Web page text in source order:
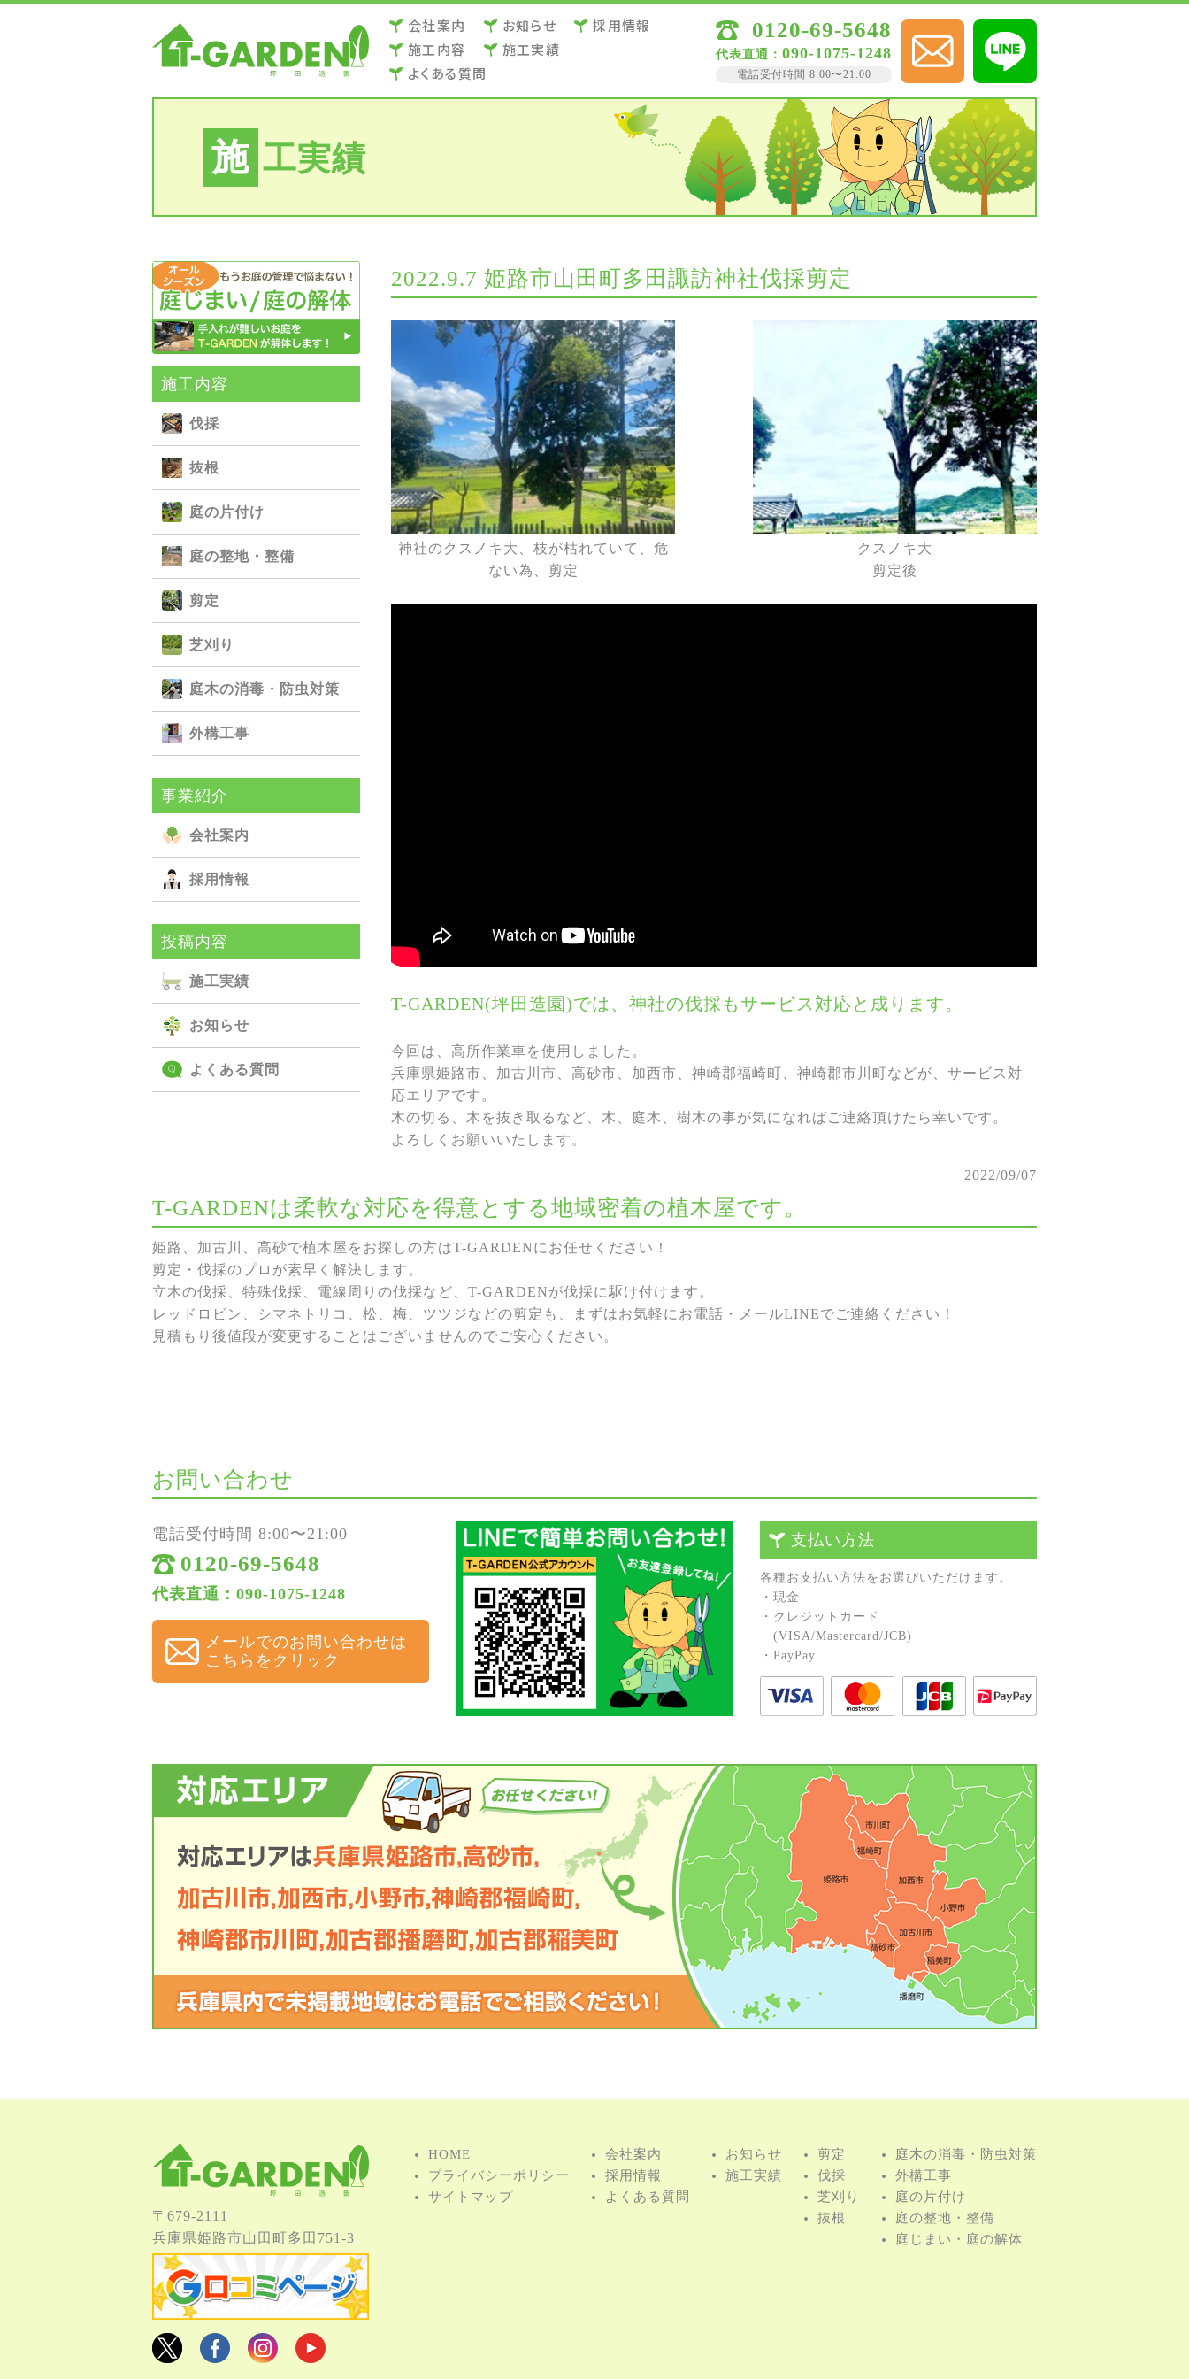
会社案内 お知らせ
採用情報
施⼯内容
施⼯実績
よくある質問
0120-69-5648
代表直通： 090-1075-1248
電話受付時間 8:00〜21:00
施 工実績
施⼯内容
伐採
抜根
庭の⽚付け
庭の整地・整備
剪定
芝刈り
庭⽊の消毒・防⾍対策
外構⼯事
事業紹介
会社案内
採用情報
投稿内容
施⼯実績
お知らせ
よくある質問
2022.9.7 姫路市山田町多田諏訪神社伐採剪定
神社のクスノキ大、枝が枯れていて、危
ない為、剪定
クスノキ大
剪定後
T-GARDEN(坪田造園)では、神社の伐採もサービス対応と成ります。
今回は、高所作業車を使用しました。
兵庫県姫路市、加古川市、高砂市、加西市、神崎郡福崎町、神崎郡市川町などが、サービス対
応エリアです。
木の切る、木を抜き取るなど、木、庭木、樹木の事が気になればご連絡頂けたら幸いです。
よろしくお願いいたします。​​​​​​​​​​​​
2022/09/07
T-GARDENは柔軟な対応を得意とする地域密着の植木屋です。
姫路、加古川、高砂で植木屋をお探しの方はT-GARDENにお任せください！
剪定・伐採のプロが素早く解決します。
立木の伐採、特殊伐採、電線周りの伐採など、T-GARDENが伐採に駆け付けます。
レッドロビン、シマネトリコ、松、梅、ツツジなどの剪定も、まずはお気軽にお電話・メールLINEでご連絡ください！
見積もり後値段が変更することはございませんのでご安心ください。
お問い合わせ
電話受付時間 8:00〜21:00
0120-69-5648
代表直通：090-1075-1248
メールでのお問い合わせは
こちらをクリック
支払い方法
各種お⽀払い⽅法をお選びいただけます。
・現⾦
・クレジットカード
(VISA/Mastercard/JCB)
・PayPay
〒679-2111
兵庫県姫路市⼭⽥町多⽥751-3
HOME
プライバシーポリシー
サイトマップ
会社案内
採用情報
よくある質問
お知らせ
施⼯実績
剪定
伐採
芝刈り
抜根
庭⽊の消毒・防⾍対策
外構⼯事
庭の⽚付け
庭の整地・整備
庭じまい・庭の解体